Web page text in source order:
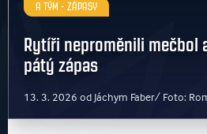
A TÝM - ZÁPASY
Rytíři neproměnili mečbol
pátý zápas
13. 3. 2026 od Jáchym Faber/ Foto: